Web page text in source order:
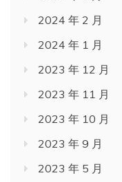
2024 年 2 月
2024 年 1 月
2023 年 12 月
2023 年 11 月
2023 年 10 月
2023 年 9 月
2023 年 5 月